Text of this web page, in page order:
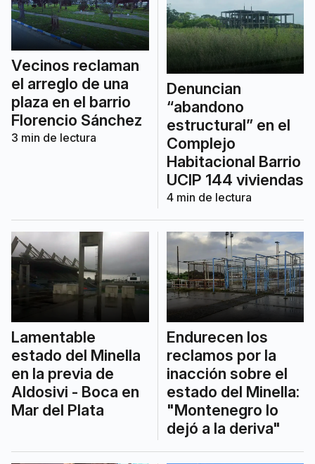
Vecinos reclaman
el arreglo de una
plaza en el barrio
Florencio Sánchez
3 min de lectura
Denuncian
“abandono
estructural” en el
Complejo
Habitacional Barrio
UCIP 144 viviendas
4min de lectura
Lamentable
estado del Minella
en la previa de
Aldosivi - Boca en
Mar del Plata
Endurecen los
reclamos por la
inacción sobre el
estado del Minella:
"Montenegro lo
dejó a la deriva"